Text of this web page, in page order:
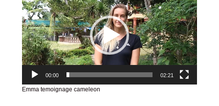
00:00 02:21
Emma temoignage cameleon